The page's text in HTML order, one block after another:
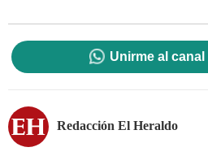
Unirme al
Redacción El Heraldo